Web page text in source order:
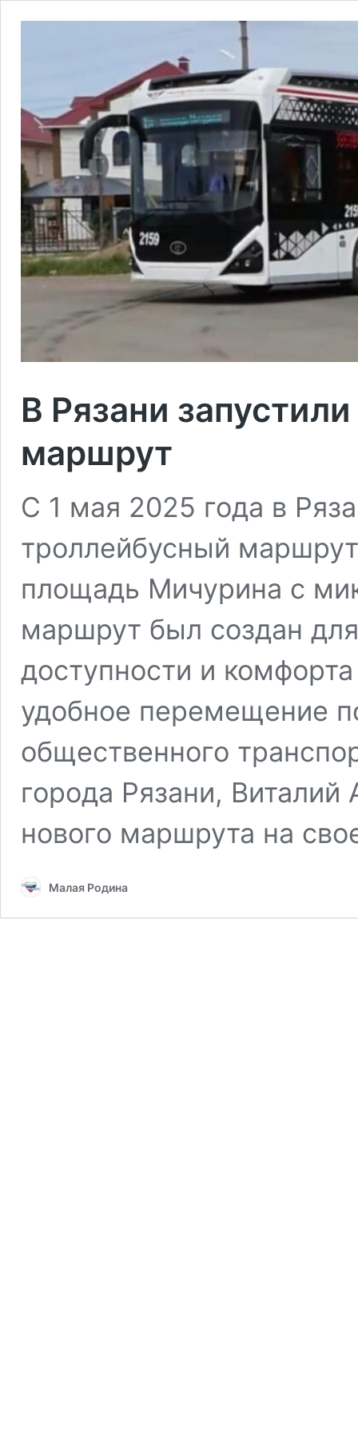
В Рязани
маршрут
С 1 мая 2025 года в
троллейбусный
площадь Мичурина с
маршрут был создан
доступности и
удобное перемещение
общественного
города Рязани,
нового маршрута на
Малая Родина